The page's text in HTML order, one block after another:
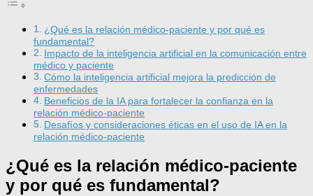
¿Qué es la relación médico-paciente y por qué es
fundamental?
Impacto de la inteligencia artificial en la comunicación entre
médico y paciente
Cómo la inteligencia artificial mejora la predicción de
enfermedades
Beneficios de la IA para fortalecer la confianza en la
relación médico-paciente
Desafíos y consideraciones éticas en el uso de IA en la
relación médico-paciente
¿Qué es la relación médico-paciente
y por qué es fundamental?